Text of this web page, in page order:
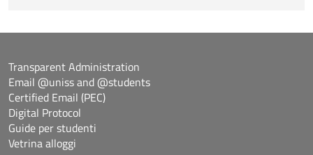
Transparent Administration
Email @uniss and @students
Certified Email (PEC)
Digital Protocol
Guide per studenti
Vetrina alloggi